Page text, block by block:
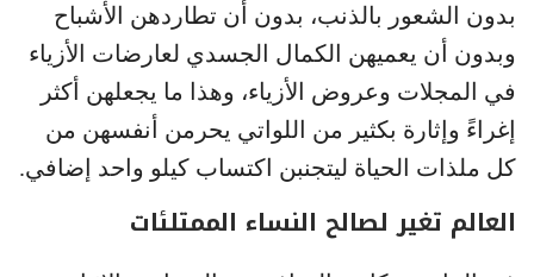
بدون الشعور بالذنب، بدون أن تطاردهن الأشباح
وبدون أن يعميهن الكمال الجسدي لعارضات الأزياء
في المجلات وعروض الأزياء، وهذا ما يجعلهن أكثر
إغراءً وإثارة بكثير من اللواتي يحرمن أنفسهن من
كل ملذات الحياة ليتجنبن اكتساب كيلو واحد إضافي.
العالم تغير لصالح النساء الممتلئات